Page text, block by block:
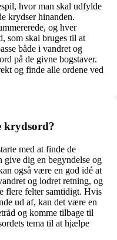
hvor man skal udfylde
krydser hinanden.
og hver
som skal bruges til at
både i vandret og
på de givne bogstaver.
og finde alle ordene ved
krydsord?
med at finde de
give dig en begyndelse og
også være en god idé at
og lodret retning, og
flere felter samtidigt. Hvis
ud af, kan det være en
og komme tilbage til
tema til at hjælpe